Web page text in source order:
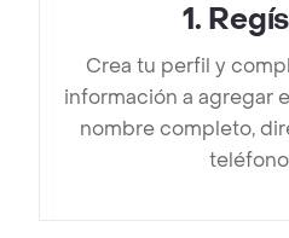
1.
Crea tu perfil y
información a agregar
nombre completo,